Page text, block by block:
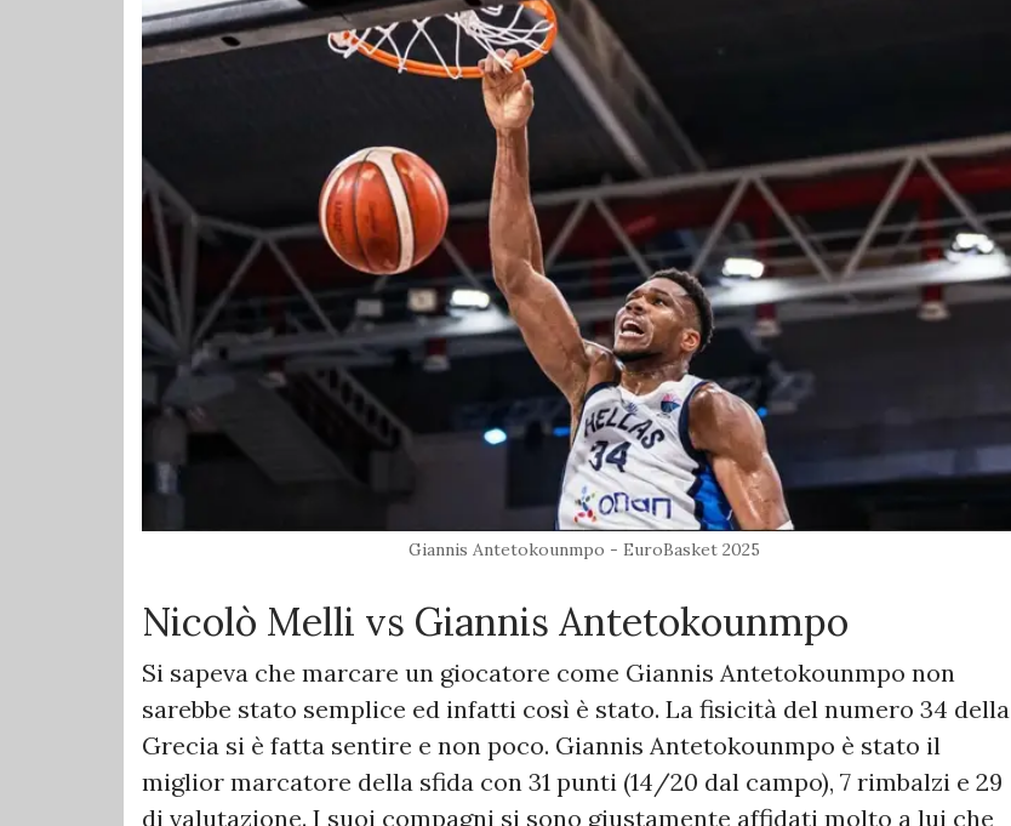
Giannis Antetokounmpo - EuroBasket 2025
Nicolò Melli vs Giannis Antetokounmpo
Si sapeva che marcare un giocatore come Giannis Antetokounmpo non
sarebbe stato semplice ed infatti così è stato. La fisicità del numero 34 della
Grecia si è fatta sentire e non poco. Giannis Antetokounmpo è stato il
miglior marcatore della sfida con 31 punti (14/20 dal campo), 7 rimbalzi e 29
di valutazione. I suoi compagni si sono giustamente affidati molto a lui che